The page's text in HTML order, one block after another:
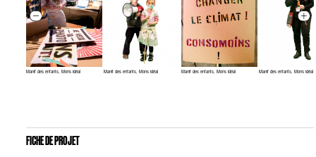
Manif des enfants, Mons idéal Manif des enfants, Mons idéal Manif des enfants, Mons idéal Manif des enfants, Mons idéal
FICHE DE PROJET